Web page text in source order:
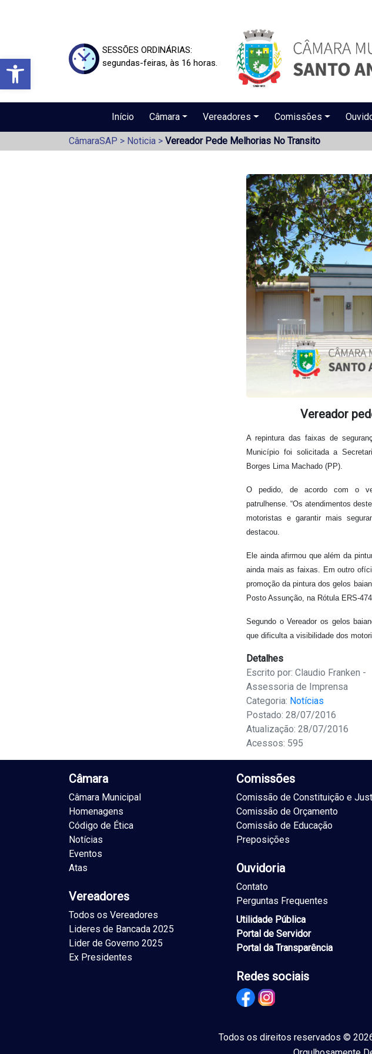
Barra de Ferramentas Aberta
SESSÕES ORDINÁRIAS:
segundas-feiras, às 16 horas.
Início Câmara Vereadores Comissões
CâmaraSAP > Noticia > Vereador Pede Melhorias No Transito
Vereador
A repintura das faixas de
Município foi solicitada a
Borges Lima Machado (PP).
O pedido, de acordo com o
patrulhense. “Os atendimentos
motoristas e garantir mais
destacou.
Ele ainda afirmou que além da
ainda mais as faixas. Em outro
promoção da pintura dos gelos
Posto Assunção, na Rótula ERS-
Segundo o Vereador os gelos
que dificulta a visibilidade dos
Detalhes
Escrito por: Claudio Franken -
Assessoria de Imprensa
Categoria: Notícias
Postado: 28/07/2016
Atualização: 28/07/2016
Acessos: 595
Câmara
Câmara Municipal
Homenagens
Código de Ética
Notícias
Eventos
Atas
Vereadores
Todos os Vereadores
Lideres de Bancada 2025
Lider de Governo 2025
Ex Presidentes
Comissões
Comissão de Constituição e
Comissão de Orçamento
Comissão de Educação
Preposições
Ouvidoria
Contato
Perguntas Frequentes
Utilidade Pública
Portal de Servidor
Portal da Transparência
Redes sociais
Todos os direitos reservados ©